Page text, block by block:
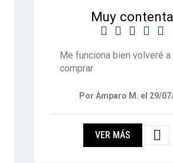
Muy contenta
    
Me funciona bien volveré a
comprar
Por Amparo M. el 29/
VER MÁS 